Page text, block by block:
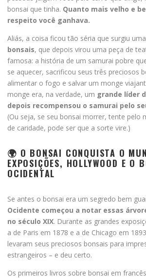
bonsai que tinha. Quanto mais velho e
respeito você ganhava.
Aliás, a coisa ficou tão séria que surgiu uma
bonsais, que depois virou uma peça de
famosa: a história de um samurai pobre
se aquecer, sacrificou seus três preciosos
alimentar o fogo e salvar um monge
monge era, na verdade, um grande líder
depois recompensou o samurai pelo
(Ou seja, se seu bonsai morrer, tente pelo
de caridade, pode ser que a sorte vire.)
🌍 O BONSAI CONQUISTA O
EXPOSIÇÕES, HOLLYWOOD E O
OCIDENTAL
Se antes o bonsai era um segredo bem
Ocidente começou a notar essas
no século XIX. Durante as grandes
a de Paris em 1878 e a de Chicago em
levaram seus preciosos bonsais para
estrangeiros – e deu certo.
Os primeiros livros sobre bonsai em